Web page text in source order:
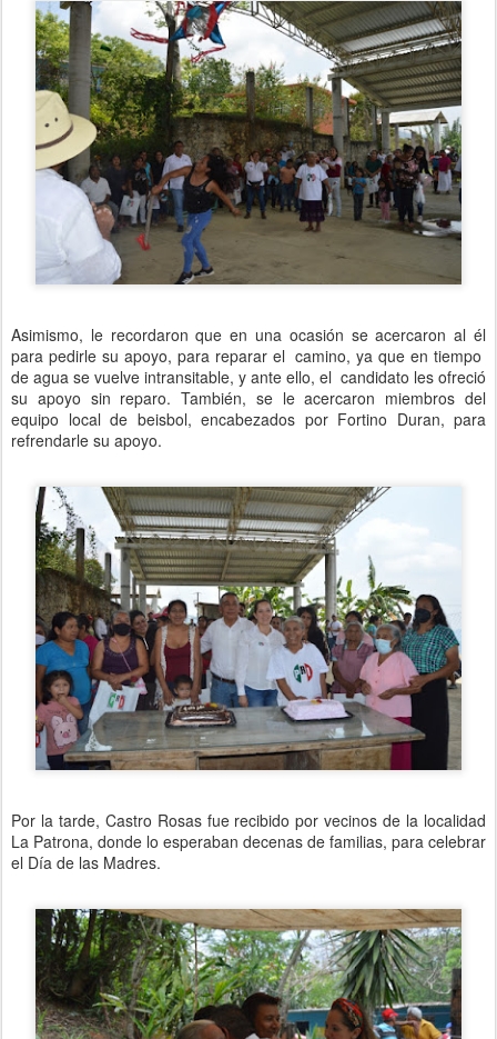
Asimismo, le recordaron que en una ocasión se acercaron al él
para pedirle su apoyo, para reparar el camino, ya que en tiempo
de agua se vuelve intransitable, y ante ello, el candidato les ofreció
su apoyo sin reparo. También, se le acercaron miembros del
equipo local de beisbol, encabezados por Fortino Duran, para
refrendarle su apoyo.
Por la tarde, Castro Rosas fue recibido por vecinos de la localidad
La Patrona, donde lo esperaban decenas de familias, para celebrar
el Día de las Madres.